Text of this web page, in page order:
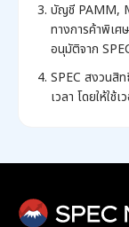
บัญชี PAMM,
ทางการค้าพิเศ
อนุมัติจาก
SPEC สงวนสิ
เวลา โดยให้ใช้